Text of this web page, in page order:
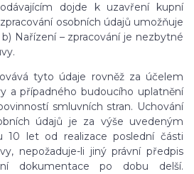
dojde k uzavření kupní
osobních údajů umožňuje
Nařízení – zpracování je nezbytné
tyto údaje rovněž za účelem
a případného budoucího uplatnění
smluvních stran. Uchování
údajů je za výše uvedeným
10 let od realizace poslední části
nepožaduje-li jiný právní předpis
dokumentace po dobu delší.